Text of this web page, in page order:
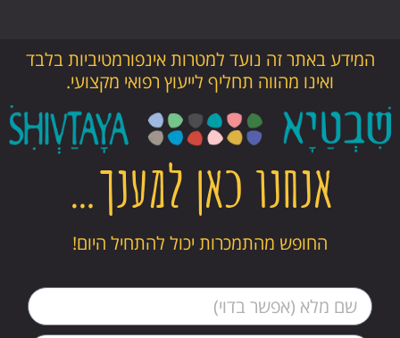
המידע באתר זה נועד למטרות אינפורמטיביות בלבד
ואינו מהווה תחליף לייעוץ רפואי מקצועי.
אנחנו כאן למענך…
החופש מהתמכרות יכול להתחיל היום!